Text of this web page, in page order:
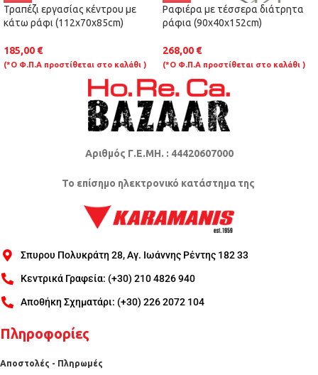
Τραπέζι εργασίας κέντρου με
κάτω ράφι (112x70x85cm)
185,00 €
(*Ο Φ.Π.Α προστίθεται στο καλάθι )
Ραφιέρα με τέσσερα διάτρητα
ράφια (90x40x152cm)
268,00 €
(*Ο Φ.Π.Α προστίθεται στο καλάθι )
Αριθμός Γ.Ε.ΜΗ. : 44420607000
Το επίσημο ηλεκτρονικό κατάστημα της
Σπυρου Πολυκράτη 28, Αγ. Ιωάννης Ρέντης 182 33
Κεντρικά Γραφεία: (+30) 210 4826 940
Αποθήκη Σχηματάρι: (+30) 226 2072 104
Πληροφορίες
Αποστολές - Πληρωμές